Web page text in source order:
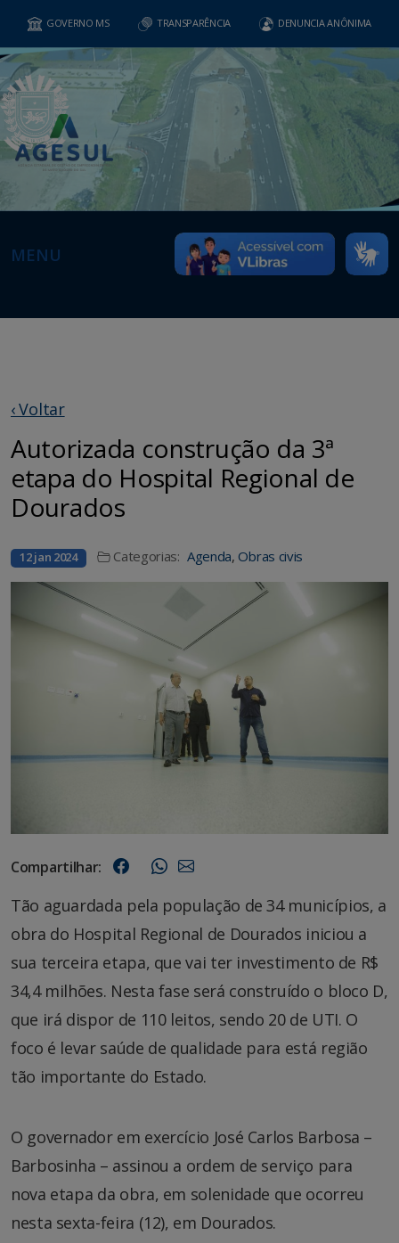
GOVERNO MS TRANSPARÊNCIA DENUNCIA ANÔNIMA
MENU
‹ Voltar
Autorizada construção da 3ª
etapa do Hospital Regional de
Dourados
12 jan 2024 Categorias: Agenda, Obras civis
Compartilhar:
Tão aguardada pela população de 34 municípios, a
obra do Hospital Regional de Dourados iniciou a
sua terceira etapa, que vai ter investimento de R$
34,4 milhões. Nesta fase será construído o bloco D,
que irá dispor de 110 leitos, sendo 20 de UTI. O
foco é levar saúde de qualidade para está região
tão importante do Estado.
O governador em exercício José Carlos Barbosa –
Barbosinha – assinou a ordem de serviço para
nova etapa da obra, em solenidade que ocorreu
nesta sexta-feira (12), em Dourados.